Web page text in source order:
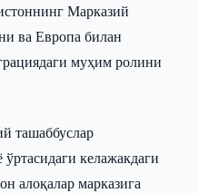
Марказий
ва Европа билан
муҳим ролини
ташаббуслар
келажакдаги
алоқалар марказига